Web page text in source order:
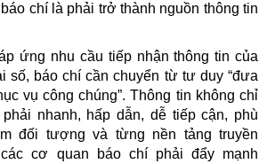
chí là phải trở thành nguồn thông tin
ứng nhu cầu tiếp nhận thông tin của
số, báo chí cần chuyển từ tư duy “đưa
vụ công chúng”. Thông tin không chỉ
nhanh, hấp dẫn, dễ tiếp cận, phù
đối tượng và từng nền tảng truyền
cơ quan báo chí phải đẩy mạnh